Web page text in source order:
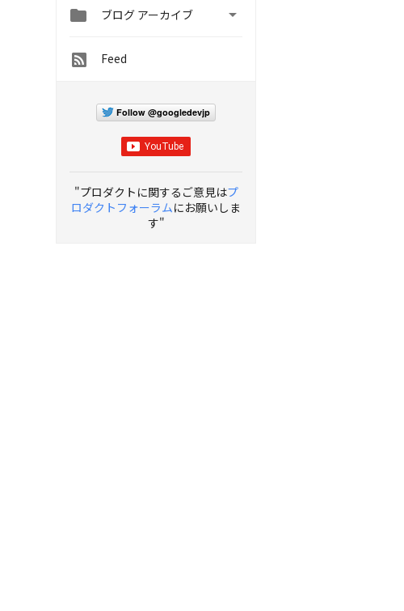
 ブログ アーカイブ 
Feed
Follow @googledevjp
"プロダクトに関するご意見はプ
ロダクトフォーラムにお願いしま
す"